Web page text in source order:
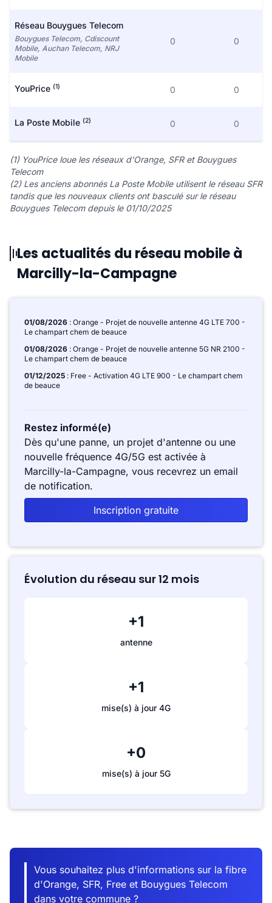
Réseau Bouygues Telecom
Bouygues Telecom, Cdiscount
Mobile, Auchan Telecom, NRJ
Mobile
0 0
YouPrice (1) 0 0
La Poste Mobile (2) 0 0
(1) YouPrice loue les réseaux d'Orange, SFR et Bouygues
Telecom
(2) Les anciens abonnés La Poste Mobile utilisent le réseau SFR
tandis que les nouveaux clients ont basculé sur le réseau
Bouygues Telecom depuis le 01/10/2025
Les actualités du réseau mobile à
Marcilly-la-Campagne
01/08/2026 : Orange - Projet de nouvelle antenne 4G LTE 700 -
Le champart chem de beauce
01/08/2026 : Orange - Projet de nouvelle antenne 5G NR 2100 -
Le champart chem de beauce
01/12/2025 : Free - Activation 4G LTE 900 - Le champart chem
de beauce
Restez informé(e)
Dès qu'une panne, un projet d'antenne ou une
nouvelle fréquence 4G/5G est activée à
Marcilly-la-Campagne, vous recevrez un email
de notification.
Inscription gratuite
Évolution du réseau sur 12 mois
+1
antenne
+1
mise(s) à jour 4G
+0
mise(s) à jour 5G
Vous souhaitez plus d'informations sur la fibre
d'Orange, SFR, Free et Bouygues Telecom
dans votre commune ?